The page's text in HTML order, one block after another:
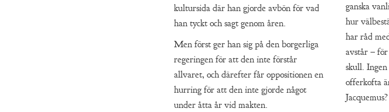
kultursida där han gjorde avbön för vad
han tyckt och sagt genom åren.
Men först ger han sig på den borgerliga
regeringen för att den inte förstår
allvaret, och därefter får oppositionen en
hurring för att den inte gjorde något
under åtta år vid makten.
ganska
hur
har råd
avstår –
skull.
offerkofta
Jacquemus?